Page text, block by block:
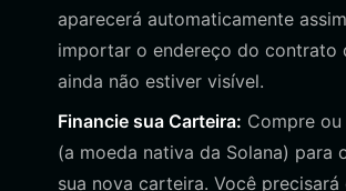
aparecerá automaticamente
importar o endereço do contrato
ainda não estiver visível.
Financie sua Carteira: Compre
(a moeda nativa da Solana) para
sua nova carteira. Você precisará